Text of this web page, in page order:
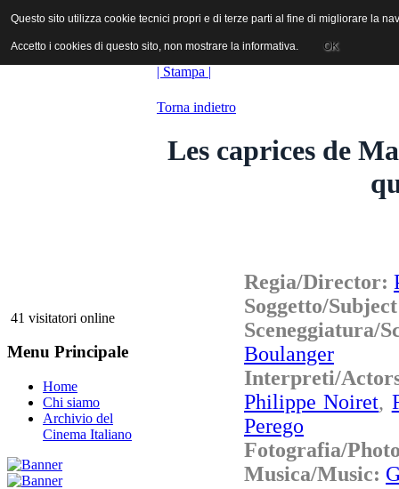
ANICA | Associazione Nazionale Industrie Cinematografiche
41 visitatori online
Menu Principale
Home
Chi siamo
Archivio del
Cinema Italiano
| Stampa |
Torna indietro
Les caprices de
Regia/Director:
Soggetto/
Sceneggiatura/
Boulanger
Interpreti/
Philippe Noiret,
Perego
Fotografia/
Musica/Music:
Questo sito utilizza cookie tecnici propri e di terze parti al fine di migliorare la
Accetto i cookies di questo sito, non mostrare la informativa. OK
Questo sito utilizza cookie tecnici propri e di terze parti al fine di migliorare la
Accetto i cookies di questo sito, non mostrare la informativa. OK